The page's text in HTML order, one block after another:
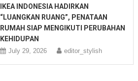
IKEA INDONESIA HADIRKAN
“LUANGKAN RUANG”, PENATAAN
RUMAH SIAP MENGIKUTI PERUBAHAN
KEHIDUPAN
July 29, 2026 editor_stylish